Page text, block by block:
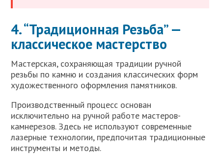
4. “Традиционная Резьба” —
классическое мастерство
Мастерская, сохраняющая традиции ручной
резьбы по камню и создания классических форм
художественного оформления памятников.
Производственный процесс основан
исключительно на ручной работе мастеров-
камнерезов. Здесь не используют современные
лазерные технологии, предпочитая традиционные
инструменты и методы.